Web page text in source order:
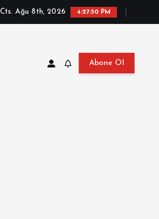
Cts. Ağu 8th, 2026 4:27:51 PM
Abone Ol